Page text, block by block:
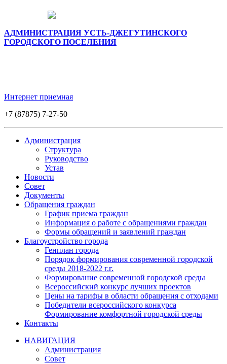
АДМИНИСТРАЦИЯ УСТЬ-ДЖЕГУТИНСКОГО
ГОРОДСКОГО ПОСЕЛЕНИЯ
Интернет приемная
+7 (87875) 7-27-50
Администрация
Структура
Руководство
Устав
Новости
Совет
Документы
Обращения граждан
График приема граждан
Информация о работе с обращениями граждан
Формы обращений и заявлений граждан
Благоустройство города
Генплан города
Порядок формирования современной городской
среды 2018-2022 г.г.
Формирование современной городской среды
Всероссийский конкурс лучших проектов
Цены на тарифы в области обращения с отходами
Победители всероссийского конкурса
Формирование комфортной городской среды
Контакты
НАВИГАЦИЯ
Администрация
Совет